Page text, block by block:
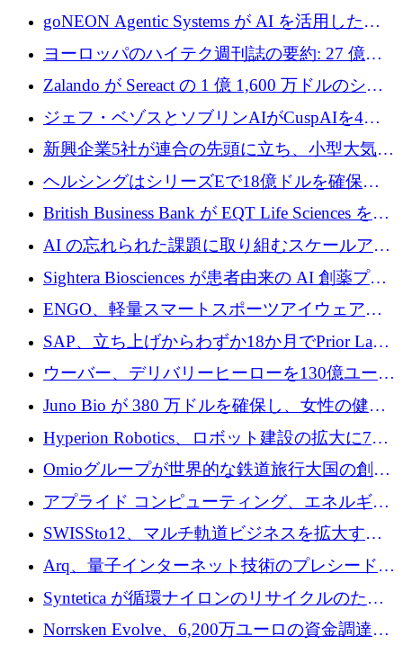
フラの構築に 500 万ユーロを調達
goNEON Agentic Systems が AI を活用したイ
ンフラ計画を加速するために 16 万ユーロを確
ヨーロッパのハイテク週刊誌の要約: 27 億ユ
ーロを超える 60 以上のハイテク資金調達取引
Zalando が Sereact の 1 億 1,600 万ドルのシリ
ーズ B に参加し、AI を活用した倉庫自動化を
ジェフ・ベゾスとソブリンAIがCuspAIを4億
5,000万ドルの資金調達で支援
新興企業5社が連合の先頭に立ち、小型大気質
センサーをEUのクリーンエア政策の中心に据
ヘルシングはシリーズEで18億ドルを確保、
ウーバーはデリバリー・ヒーローを130億ユー
銀行を立ち上げる
British Business Bank が EQT Life Sciences を
2,500 万ユーロのコミットメントで支援
AI の忘れられた課題に取り組むスケールアッ
プを実現: カメラロール
Sightera Biosciences が患者由来の AI 創薬プラ
ットフォームを拡大するために 300 万ユーロ
のプレシードをクローズ
ENGO、軽量スマートスポーツアイウェアの
進歩のために510万ユーロを調達
SAP、立ち上げからわずか18か月でPrior Labs
を10億ユーロ以上の契約で買収
ウーバー、デリバリーヒーローを130億ユーロ
の契約で買収、99か国にまたがるプラットフ
ォームを構築
Juno Bio が 380 万ドルを確保し、女性の健康
専用の初のシーケンスラボを開設
Hyperion Robotics、ロボット建設の拡大に740
万ドルを確保
Omioグループが世界的な鉄道旅行大国の創設
を目指してRail Europeを買収
アプライド コンピューティング、エネルギー
向け基盤 AI の拡張に 2,000 万ドルを調達
SWISSto12、マルチ軌道ビジネスを拡大する
ためにシリーズCで7,000万ドルを調達
Arq、量子インターネット技術のプレシードと
して140万ドルを確保
Syntetica が循環ナイロンのリサイクルのため
にシリーズ A で 3,000 万ドルを調達
Norrsken Evolve、6,200万ユーロの資金調達